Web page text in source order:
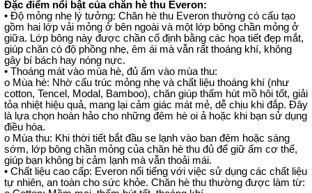
Đặc điểm nổi bật của chăn hè thu Everon:
• Độ mỏng nhẹ lý tưởng: Chăn hè thu Everon thường có cấu tạo
gồm hai lớp vải mỏng ở bên ngoài và một lớp bông chần mỏng ở
giữa. Lớp bông này được chần cố định bằng các họa tiết đẹp mắt,
giúp chăn có độ phồng nhẹ, êm ái mà vẫn rất thoáng khí, không
gây bí bách hay nóng nực.
• Thoáng mát vào mùa hè, đủ ấm vào mùa thu:
o Mùa hè: Nhờ cấu trúc mỏng nhẹ và chất liệu thoáng khí (như
cotton, Tencel, Modal, Bamboo), chăn giúp thấm hút mồ hôi tốt, giải
tỏa nhiệt hiệu quả, mang lại cảm giác mát mẻ, dễ chịu khi đắp. Đây
là lựa chọn hoàn hảo cho những đêm hè oi ả hoặc khi bạn sử dụng
điều hòa.
o Mùa thu: Khi thời tiết bắt đầu se lạnh vào ban đêm hoặc sáng
sớm, lớp bông chần mỏng của chăn hè thu đủ để giữ ấm cơ thể,
giúp bạn không bị cảm lạnh mà vẫn thoải mái.
• Chất liệu cao cấp: Everon nổi tiếng với việc sử dụng các chất liệu
tự nhiên, an toàn cho sức khỏe. Chăn hè thu thường được làm từ: